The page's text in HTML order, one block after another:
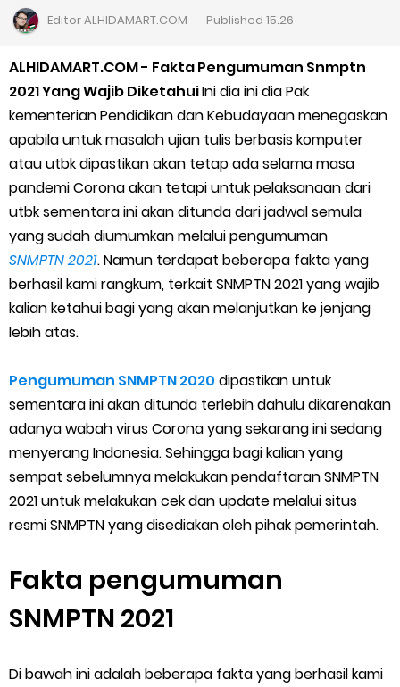
Cara Daftar Goshop agar Cepat Diterima
Apa itu Grab Saap? Layanan Antri Online Terbaru Dari Grab
Cara Jitu Mendapat Voucher Gojek Gratis
Cara Ping DNS Server Gojek Gopartner
Cara Mudah Melihat Nomor Shopeepay Sendiri dan Orang Lain
7 Cara Mudah Top Up Grab untuk Driver
5 Versi Map Paling Gacor Untuk Ojek Online
Penyebab dan Cara Memulihkan Akun Gojek Dibekukan
Cara Menggunakan Paket Telkomsel Mitra Gojek
5 Cara Top Up InDriver dengan Mudah
5 Biaya Potongan Shopee Food yang Perlu Kamu Ketahui
10 Cara Jitu Autobid Untuk Lala Motor dan Mobil 2023
Batas Saldo Untuk Akun Gopay Biasa dan Upgrade
Cara Mudah Melihat QR dan Barcode Shopeepay
EditorALHIDAMART.COM Published 15.26
ALHIDAMART.COM - Fakta Pengumuman Snmptn
2021 Yang Wajib DiketahuiIni dia ini dia Pak
kementerian Pendidikan dan Kebudayaan menegaskan
apabila untuk masalah ujian tulis berbasis komputer
atau utbk dipastikan akan tetap ada selama masa
pandemi Corona akan tetapi untuk pelaksanaan dari
utbk sementara ini akan ditunda dari jadwal semula
yang sudah diumumkan melalui pengumuman
SNMPTN 2021. Namun terdapat beberapa fakta yang
berhasil kami rangkum, terkait SNMPTN 2021 yang wajib
kalian ketahui bagi yang akan melanjutkan ke jenjang
lebih atas.
Pengumuman SNMPTN 2020 dipastikan untuk
sementara ini akan ditunda terlebih dahulu dikarenakan
adanya wabah virus Corona yang sekarang ini sedang
menyerang Indonesia. Sehingga bagi kalian yang
sempat sebelumnya melakukan pendaftaran SNMPTN
2021 untuk melakukan cek dan update melalui situs
resmi SNMPTN yang disediakan oleh pihak pemerintah.
Fakta pengumuman
SNMPTN 2021
Di bawah ini adalah beberapa fakta yang berhasil kami